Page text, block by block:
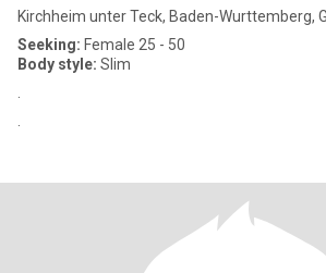
Kirchheim unter Teck, Baden-Wurttemberg,
Seeking: Female 25 - 50
Body style: Slim